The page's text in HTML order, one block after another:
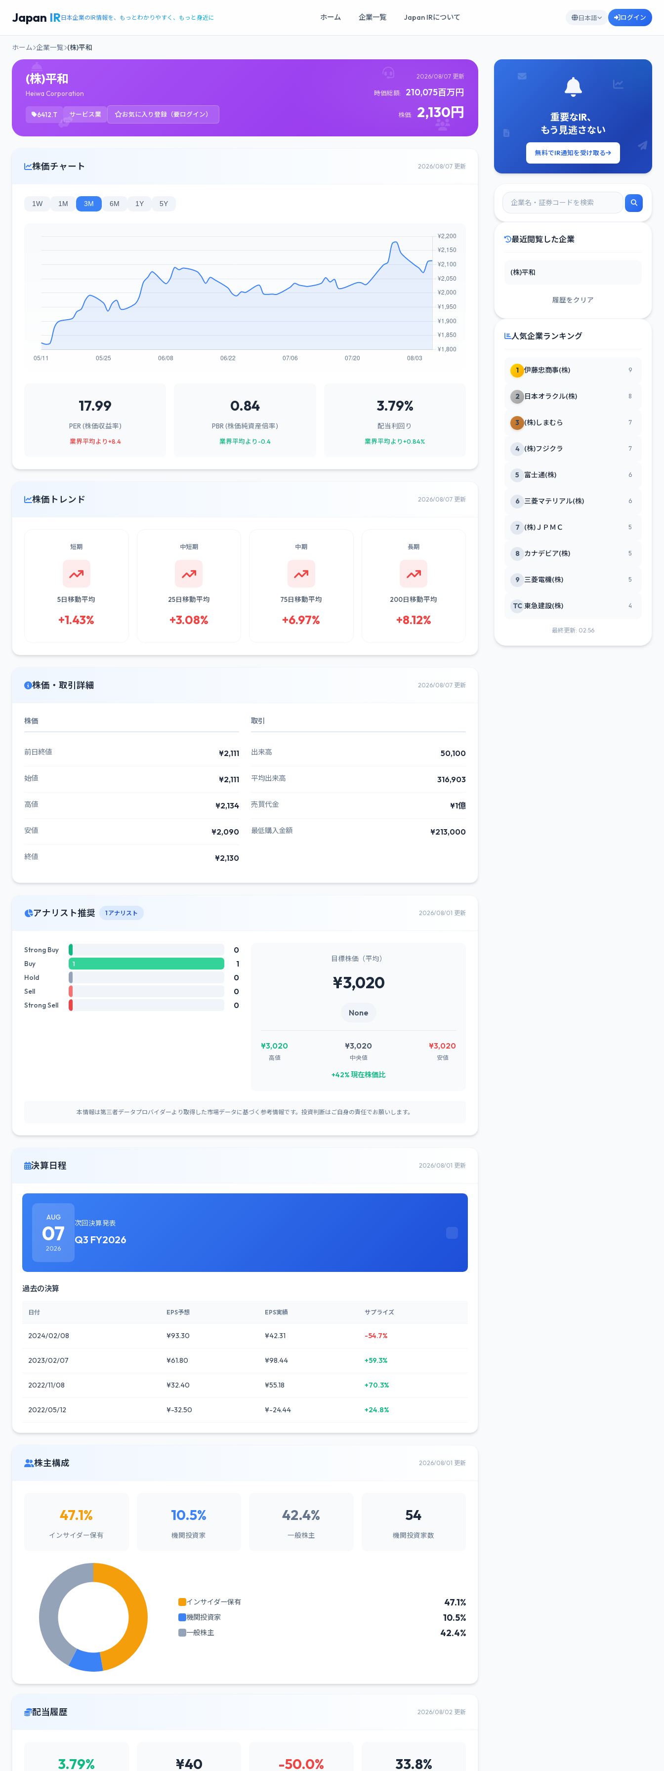
Japan IR日本企業のIR情報を、もっとわかりやすく、もっと身近に ホーム 企業一覧 Japan IRについて 日本語 ログイン
ホーム 企業一覧 (株)平和
(株)平和
Heiwa Corporation
6412.T サービス業 お気に入り登録（要ログイン）
2026/08/07 更新
時価総額: 210,075百万円
株価: 2,130円
株価チャート 2026/08/07 更新
1W 1M 3M 6M 1Y 5Y
17.99
PER (株価収益率)
業界平均より+8.4
0.84
PBR (株価純資産倍率)
業界平均より-0.4
3.79%
配当利回り
業界平均より+0.84%
株価トレンド 2026/08/07 更新
短期
5日移動平均
+1.43%
中短期
25日移動平均
+3.08%
中期
75日移動平均
+6.97%
長期
200日移動平均
+8.12%
株価・取引詳細 2026/08/07 更新
株価
前日終値 ¥2,111
始値 ¥2,111
高値 ¥2,134
安値 ¥2,090
終値 ¥2,130
取引
出来高 50,100
平均出来高 316,903
売買代金 ¥1億
最低購入金額 ¥213,000
アナリスト推奨 1 アナリスト 2026/08/01 更新
Strong Buy 0
Buy 1 1
Hold 0
Sell 0
Strong Sell 0
目標株価（平均）
¥3,020
None
¥3,020
高値
¥3,020
中央値
¥3,020
安値
+42% 現在株価比
本情報は第三者データプロバイダーより取得した市場データに基づく参考情報です。投資判断はご自身の責任でお願いします。
決算日程 2026/08/01 更新
AUG
07
2026
次回決算発表
Q3 FY2026
過去の決算
日付 EPS予想 EPS実績 サプライズ
2024/02/08 ¥93.30 ¥42.31 -54.7%
2023/02/07 ¥61.80 ¥98.44 +59.3%
2022/11/08 ¥32.40 ¥55.18 +70.3%
2022/05/12 ¥-32.50 ¥-24.44 +24.8%
株主構成 2026/08/01 更新
47.1%
インサイダー保有
10.5%
機関投資家
42.4%
一般株主
54
機関投資家数
インサイダー保有 47.1%
機関投資家 10.5%
一般株主 42.4%
配当履歴 2026/08/02 更新
3.79% ¥40 -50.0% 33.8%
重要なIR、
もう見逃さない
無料でIR通知を受け取る
最近閲覧した企業
(株)平和
履歴をクリア
人気企業ランキング
1 伊藤忠商事(株) 9
2 日本オラクル(株) 8
3 (株)しまむら 7
4 (株)フジクラ 7
5 富士通(株) 6
6 三菱マテリアル(株) 6
7 (株)ＪＰＭＣ 5
8 カナデビア(株) 5
9 三菱電機(株) 5
TC 東急建設(株) 4
最終更新: 02:56